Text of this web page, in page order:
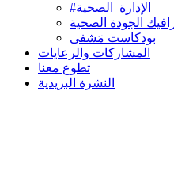
#الإدارة_الصحية
الجودة الصحية
بودكاست مَشفى
المشاركات والرعايات
تطوع معنا
النشرة البريدية